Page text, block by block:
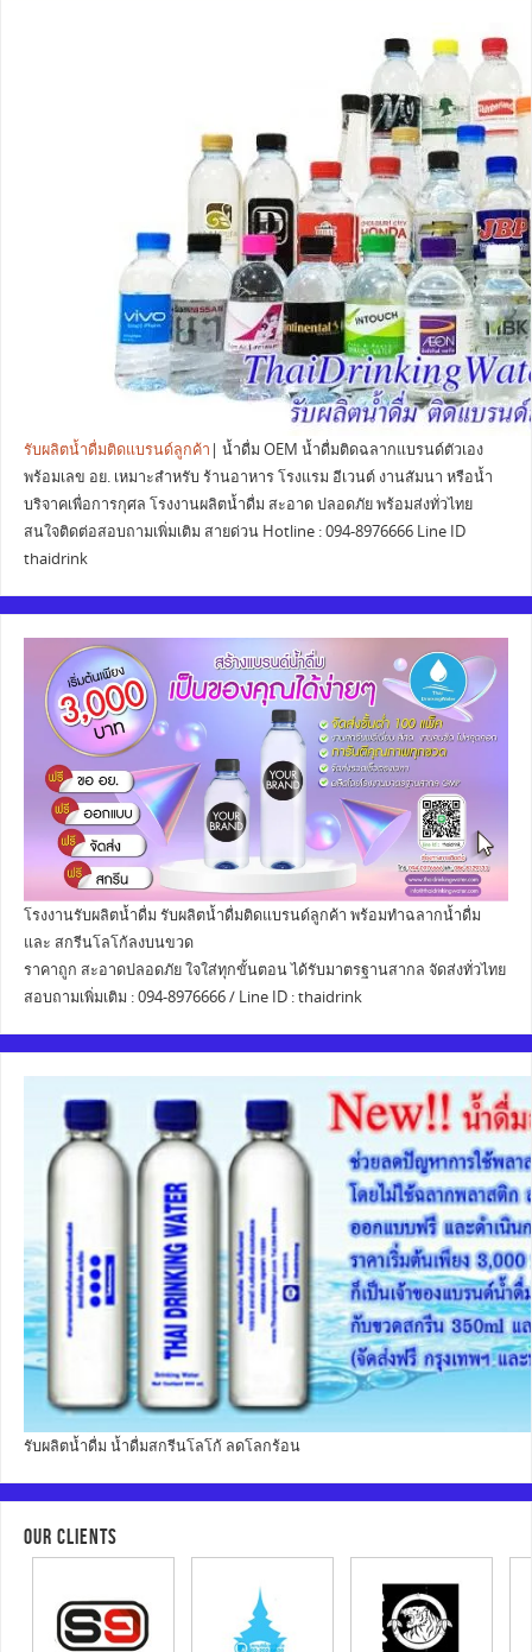
รับผลิตน้ำดื่มติดแบรนด์ลูกค้า | น้ำดื่ม OEM น้ำดื่มติดฉลากแบรนด์ตัวเอง
พร้อมเลข อย. เหมาะสำหรับ ร้านอาหาร โรงแรม อีเวนต์ งานสัมนา หรือน้ำ
บริจาคเพื่อการกุศล โรงงานผลิตน้ำดื่ม สะอาด ปลอดภัย พร้อมส่งทั่วไทย
สนใจติดต่อสอบถามเพิ่มเติม สายด่วน Hotline : 094-8976666 Line ID
thaidrink
โรงงานรับผลิตน้ำดื่ม รับผลิตน้ำดื่มติดแบรนด์ลูกค้า พร้อมทำฉลากน้ำดื่ม
และ สกรีนโลโก้ลงบนขวด
ราคาถูก สะอาดปลอดภัย ใจใส่ทุกขั้นตอน ได้รับมาตรฐานสากล จัดส่งทั่วไทย
สอบถามเพิ่มเติม : 094-8976666 / Line ID : thaidrink
รับผลิตน้ำดื่ม น้ำดื่มสกรีนโลโก้ ลดโลกร้อน
OUR CLIENTS